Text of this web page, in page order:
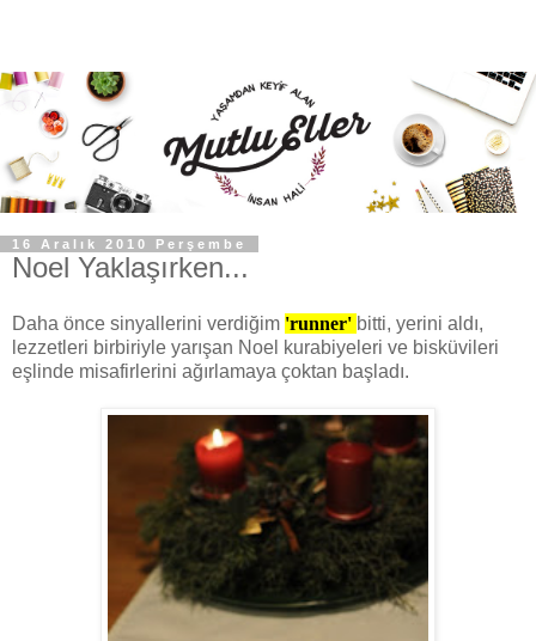
16 Aralık 2010 Perşembe
Noel Yaklaşırken...
Daha önce sinyallerini verdiğim 'runner' bitti, yerini aldı,
lezzetleri birbiriyle yarışan Noel kurabiyeleri ve bisküvileri
eşlinde misafirlerini ağırlamaya çoktan başladı.